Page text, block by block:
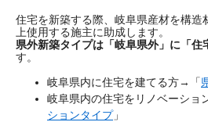
住宅を新築する際、岐阜県産材を構造
上使用する施主に助成します。
県外新築タイプは「岐阜県外」に「住
す。
岐阜県内に住宅を建てる方→「
岐阜県内の住宅をリノベーショ
ションタイプ」